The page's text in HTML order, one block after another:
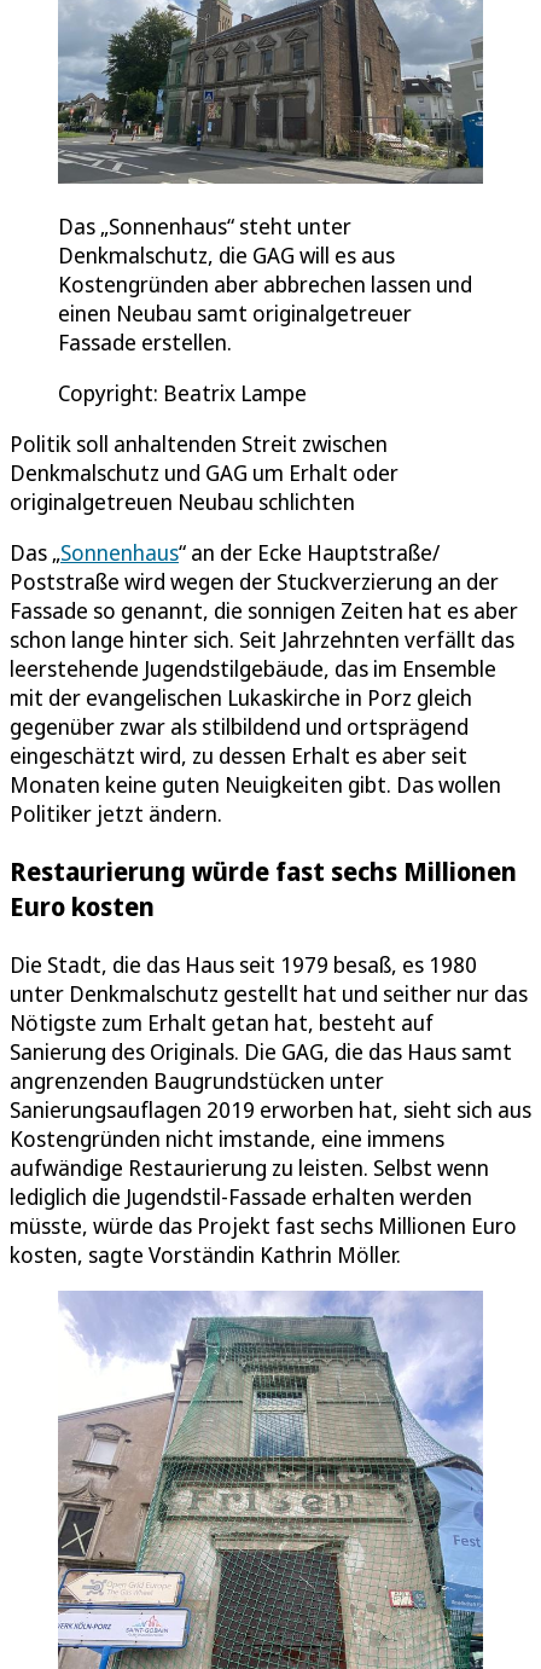
Das „Sonnenhaus“ steht unter
Denkmalschutz, die GAG will es aus
Kostengründen aber abbrechen lassen und
einen Neubau samt originalgetreuer
Fassade erstellen.
Copyright: Beatrix Lampe
Politik soll anhaltenden Streit zwischen
Denkmalschutz und GAG um Erhalt oder
originalgetreuen Neubau schlichten
Das „Sonnenhaus“ an der Ecke Hauptstraße/
Poststraße wird wegen der Stuckverzierung an der
Fassade so genannt, die sonnigen Zeiten hat es aber
schon lange hinter sich. Seit Jahrzehnten verfällt das
leerstehende Jugendstilgebäude, das im Ensemble
mit der evangelischen Lukaskirche in Porz gleich
gegenüber zwar als stilbildend und ortsprägend
eingeschätzt wird, zu dessen Erhalt es aber seit
Monaten keine guten Neuigkeiten gibt. Das wollen
Politiker jetzt ändern.
Restaurierung würde fast sechs Millionen
Euro kosten
Die Stadt, die das Haus seit 1979 besaß, es 1980
unter Denkmalschutz gestellt hat und seither nur das
Nötigste zum Erhalt getan hat, besteht auf
Sanierung des Originals. Die GAG, die das Haus samt
angrenzenden Baugrundstücken unter
Sanierungsauflagen 2019 erworben hat, sieht sich aus
Kostengründen nicht imstande, eine immens
aufwändige Restaurierung zu leisten. Selbst wenn
lediglich die Jugendstil-Fassade erhalten werden
müsste, würde das Projekt fast sechs Millionen Euro
kosten, sagte Vorständin Kathrin Möller.